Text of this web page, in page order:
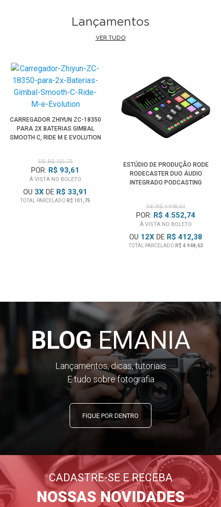
FZ200, DMC-FZ150, DMC-FZ100, DMC-LX100, DMC-LX7,
modelos: DMC-GH2, DMC-GH1, DMC-G5, DMC-G3, DMC-G2,
DMC-GF2, DMC-GX1, DMC-LX7, DMC-LX5, DMC-LX3, DMC-
FZ200, DMC-FZ150, DMC- FZ100
Lançamentos
VER TUDO
CARREGADOR ZHIYUN ZC-18350
PARA 2X BATERIAS GIMBAL
SMOOTH C, RIDE M E EVOLUTION
DE: R$ 101,75
POR: R$ 93,61
À VISTA NO BOLETO
OU 3X DE R$ 33,91
TOTAL PARCELADO R$ 101,75
ESTÚDIO DE PRODUÇÃO RODE
RODECASTER DUO ÁUDIO
INTEGRADO PODCASTING
DE: R$ 4.948,63
POR: R$ 4.552,74
À VISTA NO BOLETO
OU 12X DE R$ 412,38
TOTAL PARCELADO R$ 4.948,63
BLOGEMANIA
Lançamentos, dicas, tutoriais
E tudo sobre fotografia
FIQUE POR DENTRO
CADASTRE-SE E RECEBA
NOSSAS NOVIDADES